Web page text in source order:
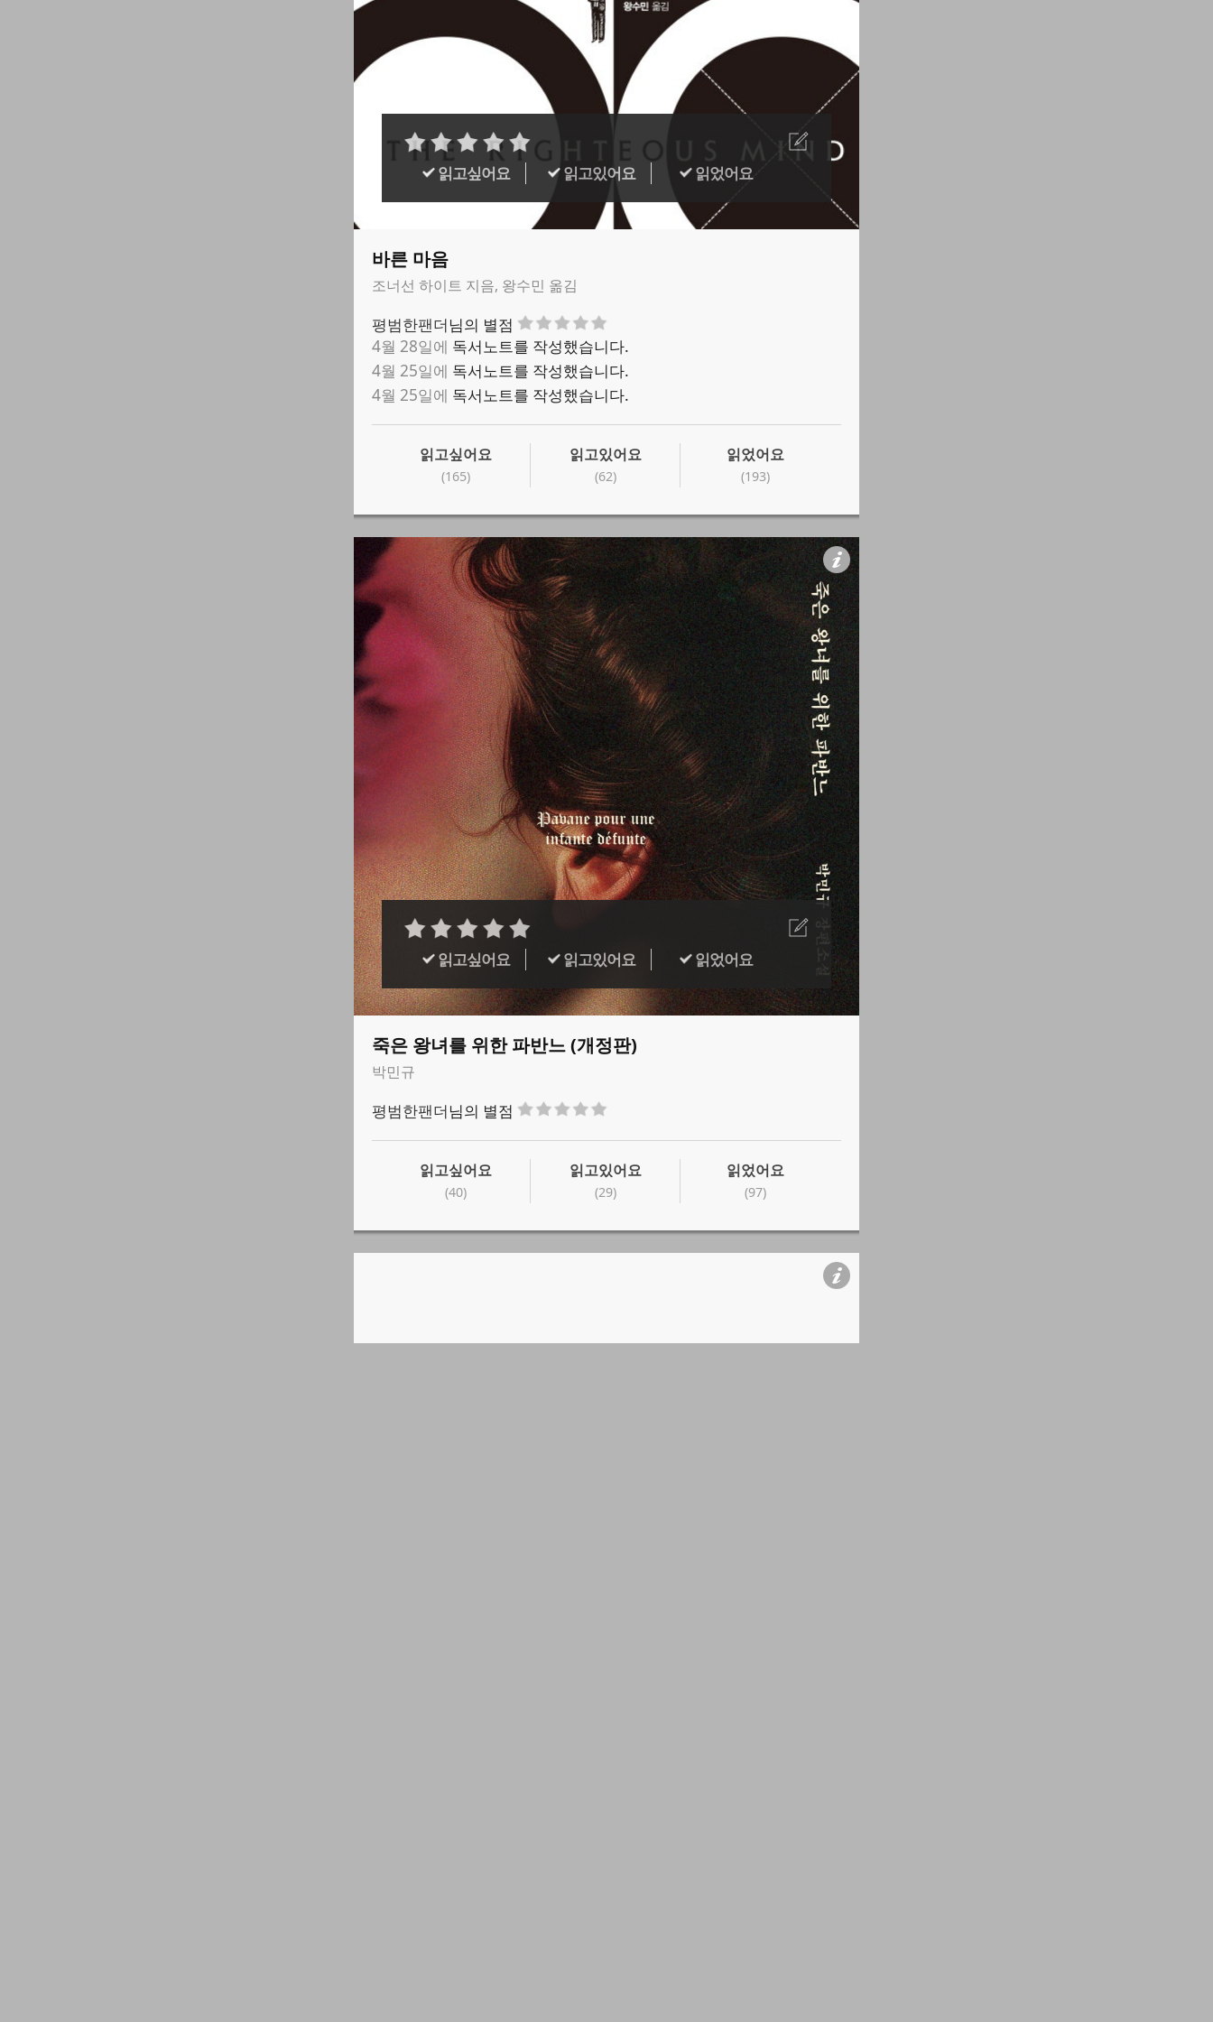
읽고싶어요 읽고있어요 읽었어요
바른 마음
조너선 하이트 지음, 왕수민 옮김
평범한팬더님의 별점
4월 28일에 독서노트를 작성했습니다.
4월 25일에 독서노트를 작성했습니다.
4월 25일에 독서노트를 작성했습니다.
읽고싶어요
(165)
읽고있어요
(62)
읽었어요
(193)
읽고싶어요 읽고있어요 읽었어요
죽은 왕녀를 위한 파반느 (개정판)
박민규
평범한팬더님의 별점
읽고싶어요
(40)
읽고있어요
(29)
읽었어요
(97)